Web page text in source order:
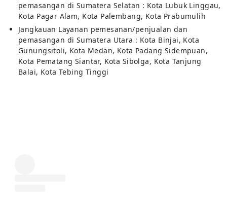
pemasangan di Sumatera Selatan : Kota Lubuk Linggau,
Kota Pagar Alam, Kota Palembang, Kota Prabumulih
Jangkauan Layanan pemesanan/penjualan dan
pemasangan di Sumatera Utara : Kota Binjai, Kota
Gunungsitoli, Kota Medan, Kota Padang Sidempuan,
Kota Pematang Siantar, Kota Sibolga, Kota Tanjung
Balai, Kota Tebing Tinggi